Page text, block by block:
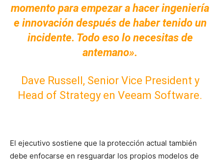
momento para empezar a hacer ingeniería
e innovación después de haber tenido un
incidente. Todo eso lo necesitas de
antemano».
Dave Russell, Senior Vice President y
Head of Strategy en Veeam Software.
El ejecutivo sostiene que la protección actual también
debe enfocarse en resguardar los propios modelos de